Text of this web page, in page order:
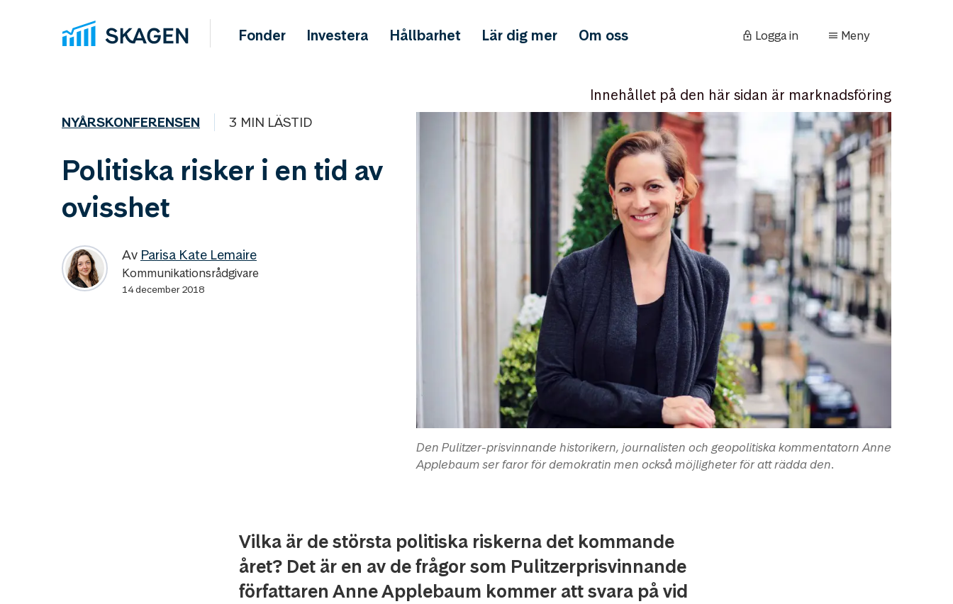
Fonder Investera Hållbarhet Lär dig mer Om oss Logga in Meny
Innehållet på den här sidan är marknadsföring
NYÅRSKONFERENSEN 3 MIN LÄSTID
Politiska risker i en tid av
ovisshet
Av Parisa Kate Lemaire
Kommunikationsrådgivare
14 december 2018
Den Pulitzer-prisvinnande historikern, journalisten och geopolitiska kommentatorn Anne
Applebaum ser faror för demokratin men också möjligheter för att rädda den.
Vilka är de största politiska riskerna det kommande
året? Det är en av de frågor som Pulitzerprisvinnande
författaren Anne Applebaum kommer att svara på vid